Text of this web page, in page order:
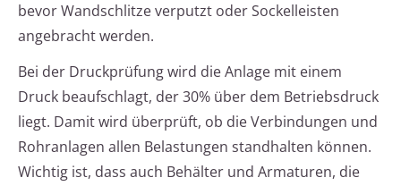
bevor Wandschlitze verputzt oder Sockelleisten
angebracht werden.
Bei der Druckprüfung wird die Anlage mit einem
Druck beaufschlagt, der 30% über dem Betriebsdruck
liegt. Damit wird überprüft, ob die Verbindungen und
Rohranlagen allen Belastungen standhalten können.
Wichtig ist, dass auch Behälter und Armaturen, die